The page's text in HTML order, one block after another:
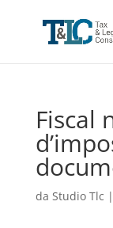
Fiscal
da Studio Tlc |